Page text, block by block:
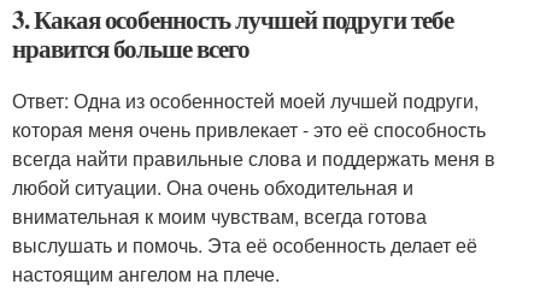
3. Какая особенность лучшей подруги тебе
нравится больше всего
Ответ: Одна из особенностей моей лучшей подруги,
которая меня очень привлекает - это её способность
всегда найти правильные слова и поддержать меня в
любой ситуации. Она очень обходительная и
внимательная к моим чувствам, всегда готова
выслушать и помочь. Эта её особенность делает её
настоящим ангелом на плече.